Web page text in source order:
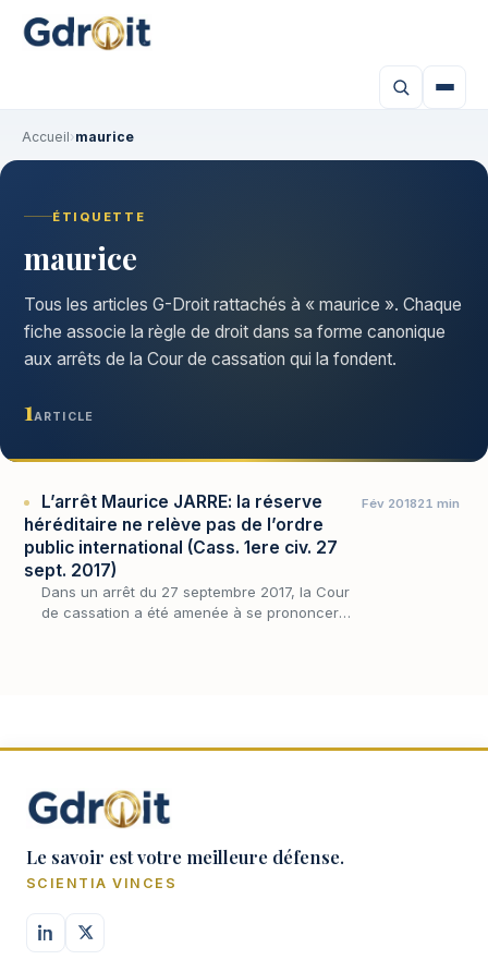
Accueil›maurice
ÉTIQUETTE
maurice
Tous les articles G-Droit rattachés à « maurice ». Chaque
fiche associe la règle de droit dans sa forme canonique
aux arrêts de la Cour de cassation qui la fondent.
1 ARTICLE
L’arrêt Maurice JARRE: la réserve
héréditaire ne relève pas de l’ordre
public international (Cass. 1ere civ. 27
sept. 2017)
Dans un arrêt du 27 septembre 2017, la Cour
de cassation a été amenée à se prononcer
Fév 201821 min
Le savoir est votre meilleure défense.
SCIENTIA VINCES